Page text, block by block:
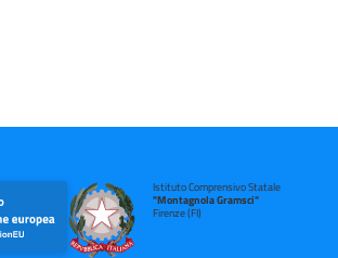
Istituto Comprensivo Statale
"Montagnola Gramsci"
Firenze (FI)